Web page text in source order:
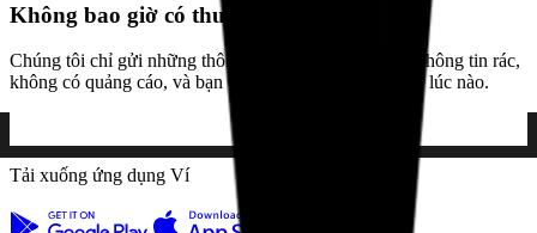
Không bao giờ có thư rác
Chúng tôi chỉ gửi những thông tin hữu ích. Không có thông tin rác,
không có quảng cáo, và bạn có thể hủy đăng ký bất cứ lúc nào.
Tải xuống ứng dụng Ví